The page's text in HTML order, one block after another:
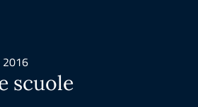
2016
scuole